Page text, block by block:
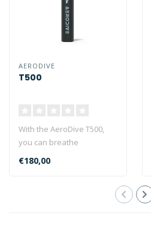
AERODIVE
T500
With the AeroDive T500,
you can breathe
minutes without ..
€180,00